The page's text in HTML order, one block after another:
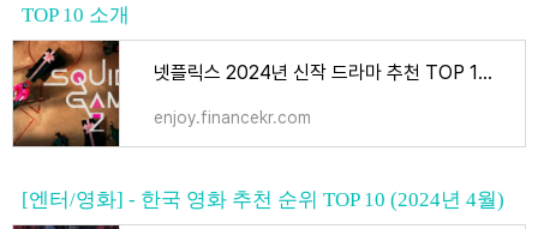
TOP 10 소개
넷플릭스 2024년 신작 드라마 추천 TOP 10 소개
enjoy.financekr.com
[엔터/영화] - 한국 영화 추천 순위 TOP 10 (2024년 4월)